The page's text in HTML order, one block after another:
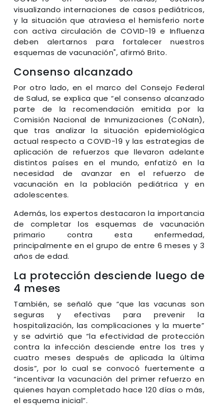
visualizando internaciones de casos pediátricos,
y la situación que atraviesa el hemisferio norte
con activa circulación de COVID-19 e Influenza
deben alertarnos para fortalecer nuestros
esquemas de vacunación", afirmó Brito.
Consenso alcanzado
Por otro lado, en el marco del Consejo Federal
de Salud, se explica que “el consenso alcanzado
parte de la recomendación emitida por la
Comisión Nacional de Inmunizaciones (CoNaIn),
que tras analizar la situación epidemiológica
actual respecto a COVID-19 y las estrategias de
aplicación de refuerzos que llevaron adelante
distintos países en el mundo, enfatizó en la
necesidad de avanzar en el refuerzo de
vacunación en la población pediátrica y en
adolescentes.
Además, los expertos destacaron la importancia
de completar los esquemas de vacunación
primario contra esta enfermedad,
principalmente en el grupo de entre 6 meses y 3
años de edad.
La protección desciende luego de
4 meses
También, se señaló que “que las vacunas son
seguras y efectivas para prevenir la
hospitalización, las complicaciones y la muerte”
y se advirtió que “la efectividad de protección
contra la infección desciende entre los tres y
cuatro meses después de aplicada la última
dosis”, por lo cual se convocó fuertemente a
“incentivar la vacunación del primer refuerzo en
quienes hayan completado hace 120 días o más,
el esquema inicial”.